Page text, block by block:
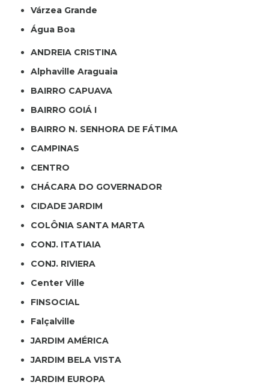
Várzea Grande
Água Boa
ANDREIA CRISTINA
Alphaville Araguaia
BAIRRO CAPUAVA
BAIRRO GOIÁ I
BAIRRO N. SENHORA DE FÁTIMA
CAMPINAS
CENTRO
CHÁCARA DO GOVERNADOR
CIDADE JARDIM
COLÔNIA SANTA MARTA
CONJ. ITATIAIA
CONJ. RIVIERA
Center Ville
FINSOCIAL
Falçalville
JARDIM AMÉRICA
JARDIM BELA VISTA
JARDIM EUROPA